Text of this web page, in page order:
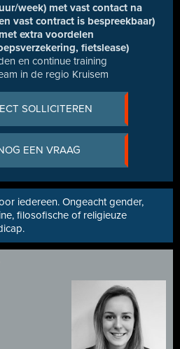
week) met vast contact na
vast contract is bespreekbaar)
extra voordelen
fietslease)
en continue training
in de regio Kruisem
SOLLICITEREN
EEN VRAAG
iedereen. Ongeacht gender,
filosofische of religieuze